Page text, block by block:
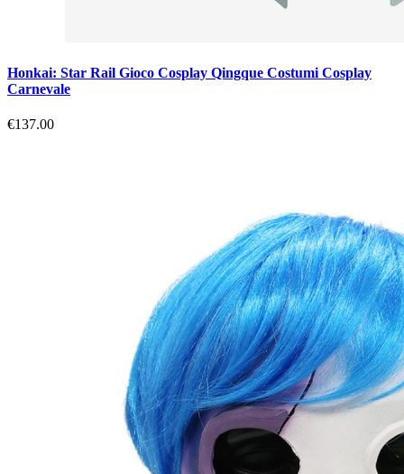
Honkai: Star Rail Gioco Cosplay Qingque Costumi Cosplay
Carnevale
€137.00